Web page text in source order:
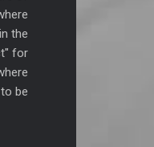
the
for
be.